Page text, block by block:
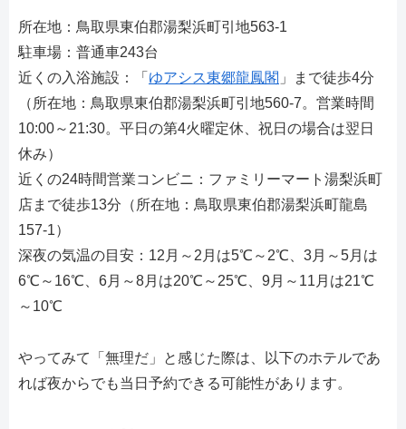
所在地：鳥取県東伯郡湯梨浜町引地563-1
駐車場：普通車243台
近くの入浴施設：「 ゆアシス東郷龍鳳閣 」まで徒歩4分
（所在地：鳥取県東伯郡湯梨浜町引地560-7。営業時間
10:00～21:30。平日の第4火曜定休、祝日の場合は翌日
休み）
近くの24時間営業コンビニ：ファミリーマート湯梨浜町
店まで徒歩13分（所在地：鳥取県東伯郡湯梨浜町龍島
157-1）
深夜の気温の目安：12月～2月は5℃～2℃、3月～5月は
6℃～16℃、6月～8月は20℃～25℃、9月～11月は21℃
～10℃
やってみて「無理だ」と感じた際は、以下のホテルであ
れば夜からでも当日予約できる可能性があります。